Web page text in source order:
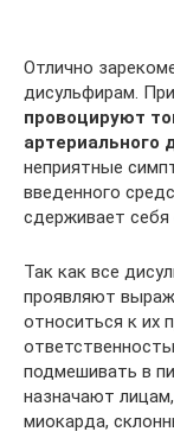
Отлично
дисульфирам.
провоцируют
артериального
неприятные
введенного
сдерживает себя
Так как все
проявляют
относиться к их
подмешивать в
назначают
миокарда,